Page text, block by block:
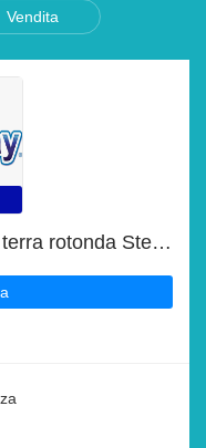
Vendita
Promozione Set piscina fuori terra rotonda Steel Pro MAX da 427x122 cm del fine settimana